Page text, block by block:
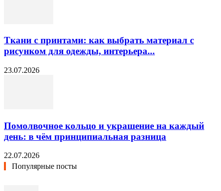
Ткани с принтами: как выбрать материал с
рисунком для одежды, интерьера...
23.07.2026
Помолвочное кольцо и украшение на каждый
день: в чём принципиальная разница
22.07.2026
Популярные посты